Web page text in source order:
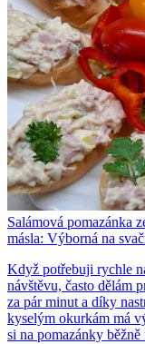
Salámová pomazánka
másla: Výborná na
Když potřebuji rychle
návštěvu, často dělám
za pár minut a díky
kyselým okurkám má
si na pomazánky